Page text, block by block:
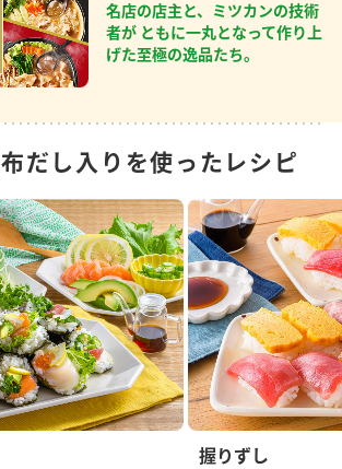
名店の店主と、ミツカンの技術
者が ともに一丸となって作り上
げた至極の逸品たち。
だし入りを使ったレシピ
握りずし